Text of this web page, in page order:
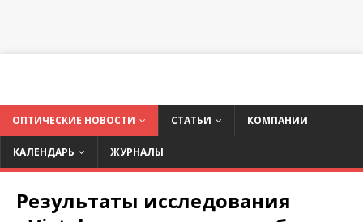
ОПТИЧЕСКИЕ НОВОСТИ СТАТЬИ КОМПАНИИ
КАЛЕНДАРЬ ЖУРНАЛЫ
Результаты исследования